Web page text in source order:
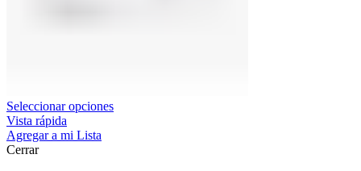
Seleccionar opciones
Vista rápida
Agregar a mi Lista
Cerrar